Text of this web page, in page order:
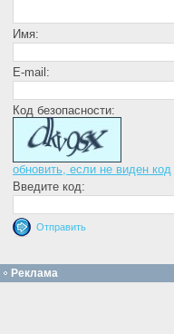
Имя:
E-mail:
Код безопасности:
обновить, если не виден код
Введите код:
Реклама